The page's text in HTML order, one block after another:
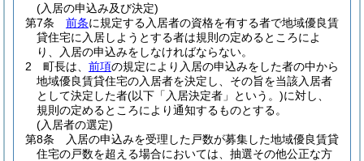
(入居の申込み及び決定)
第7条
前条に規定する入居者の資格を有する者で地域優良賃
貸住宅に入居しようとする者は規則の定めるところによ
り、入居の申込みをしなければならない。
2
町長は、 前項の規定により入居の申込みをした者の中から
地域優良賃貸住宅の入居者を決定し、その旨を当該入居者
として決定した者(以下「入居決定者」という。)に対し、
規則の定めるところにより通知するものとする。
(入居者の選定)
第8条
入居の申込みを受理した戸数が募集した地域優良賃貸
住宅の戸数を超える場合においては、抽選その他公正な方